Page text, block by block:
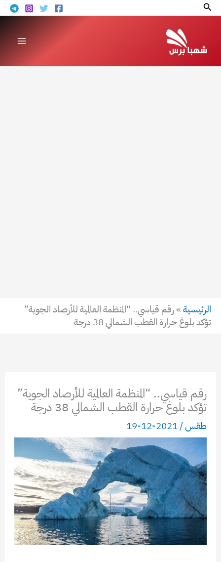
تخطيالبحث
الرئيسية»رقم قياسي.. “المنظمة العالمية للأرصاد الجوية”
تؤكد بلوغ حرارة القطب الشمالي 38 درجة
رقم قياسي.. “المنظمة العالمية للأرصاد الجوية”
تؤكد بلوغ حرارة القطب الشمالي 38 درجة
طقس/
2021-12-19